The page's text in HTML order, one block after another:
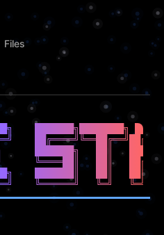
Files
███████╗████████╗
███████╗   ██║
╚════██║   ██║
███████║   ██║   ██║